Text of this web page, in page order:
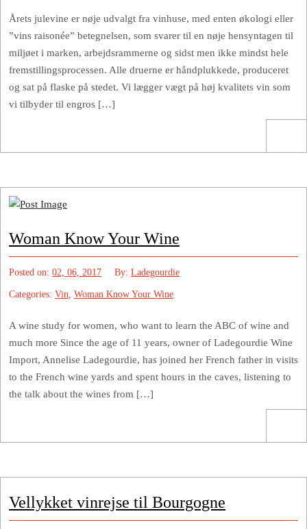
Årets julevine er nøje udvalgt fra vinhuse, med enten økologi eller
”vins raisonée” betegnelsen, som svarer til en nøje hensyntagen til
miljøet i marken, arbejdsrammerne og sidst men ikke mindst hele
fremstillingsprocessen. Alle druerne er håndplukkede, produceret
og sat på flaske på stedet. Vi lægger vægt på høj kvalitets vin som
vi tilbyder til engros […]
Woman Know Your Wine
Posted on: 02, 06, 2017 By: Ladegourdie
Categories: Vin, Woman Know Your Wine
A wine study for women, who want to learn the ABC of wine and
much more Since the age of 11 years, owner of Ladegourdie Wine
Import, Annelise Ladegourdie, has joined her French father in visits
to the French wine yards and spent hours in the caves, listening to
the talk about the wines from […]
Vellykket vinrejse til Bourgogne